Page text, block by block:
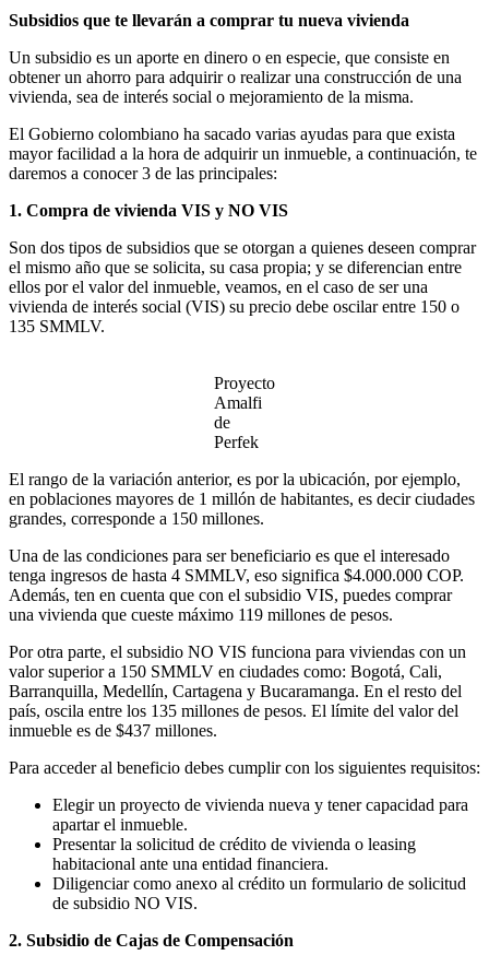
Subsidios que te llevarán a comprar tu nueva vivienda
Un subsidio es un aporte en dinero o en especie, que consiste en
obtener un ahorro para adquirir o realizar una construcción de una
vivienda, sea de interés social o mejoramiento de la misma.
El Gobierno colombiano ha sacado varias ayudas para que exista
mayor facilidad a la hora de adquirir un inmueble, a continuación, te
daremos a conocer 3 de las principales:
1. Compra de vivienda VIS y NO VIS
Son dos tipos de subsidios que se otorgan a quienes deseen comprar
el mismo año que se solicita, su casa propia; y se diferencian entre
ellos por el valor del inmueble, veamos, en el caso de ser una
vivienda de interés social (VIS) su precio debe oscilar entre 150 o
135 SMMLV.
Proyecto
Amalfi
de
Perfek
El rango de la variación anterior, es por la ubicación, por ejemplo,
en poblaciones mayores de 1 millón de habitantes, es decir ciudades
grandes, corresponde a 150 millones.
Una de las condiciones para ser beneficiario es que el interesado
tenga ingresos de hasta 4 SMMLV, eso significa $4.000.000 COP.
Además, ten en cuenta que con el subsidio VIS, puedes comprar
una vivienda que cueste máximo 119 millones de pesos.
Por otra parte, el subsidio NO VIS funciona para viviendas con un
valor superior a 150 SMMLV en ciudades como: Bogotá, Cali,
Barranquilla, Medellín, Cartagena y Bucaramanga. En el resto del
país, oscila entre los 135 millones de pesos. El límite del valor del
inmueble es de $437 millones.
Para acceder al beneficio debes cumplir con los siguientes requisitos:
Elegir un proyecto de vivienda nueva y tener capacidad para
apartar el inmueble.
Presentar la solicitud de crédito de vivienda o leasing
habitacional ante una entidad financiera.
Diligenciar como anexo al crédito un formulario de solicitud
de subsidio NO VIS.
2. Subsidio de Cajas de Compensación